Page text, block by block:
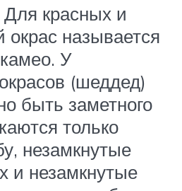
красных и
окрас называется
У
(шеддед)
быть заметного
только
незамкнутые
и незамкнутые